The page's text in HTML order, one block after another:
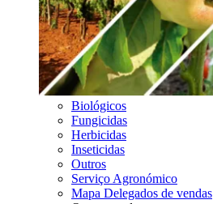
Biológicos
Fungicidas
Herbicidas
Inseticidas
Outros
Serviço Agronómico
Mapa Delegados de vendas